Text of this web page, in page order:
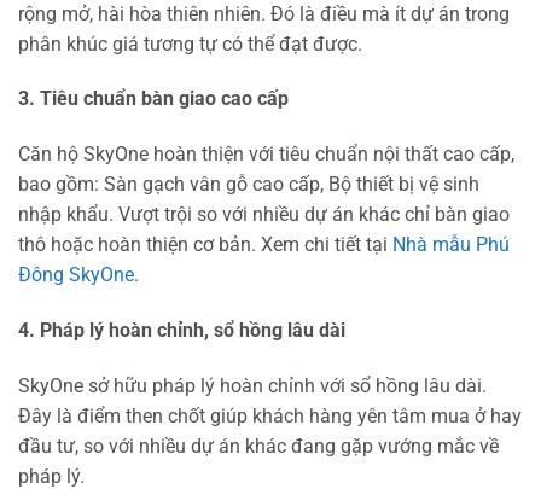
rộng mở, hài hòa thiên nhiên. Đó là điều mà ít dự án trong
phân khúc giá tương tự có thể đạt được.
3. Tiêu chuẩn bàn giao cao cấp
Căn hộ SkyOne hoàn thiện với tiêu chuẩn nội thất cao cấp,
bao gồm: Sàn gạch vân gỗ cao cấp, Bộ thiết bị vệ sinh
nhập khẩu. Vượt trội so với nhiều dự án khác chỉ bàn giao
thô hoặc hoàn thiện cơ bản. Xem chi tiết tại Nhà mẫu Phú
Đông SkyOne.
4. Pháp lý hoàn chỉnh, sổ hồng lâu dài
SkyOne sở hữu pháp lý hoàn chỉnh với sổ hồng lâu dài.
Đây là điểm then chốt giúp khách hàng yên tâm mua ở hay
đầu tư, so với nhiều dự án khác đang gặp vướng mắc về
pháp lý.